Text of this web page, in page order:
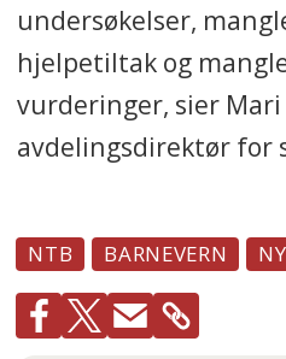
undersøkelser,
hjelpetiltak og
vurderinger, sier Mari
avdelingsdirektør for
NTB BARNEVERN